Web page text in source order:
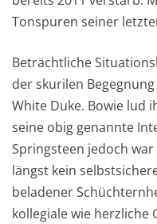
Tonspuren seiner
Beträchtliche
der skurilen
White Duke. Bowie lud
seine obig genannte
Springsteen jedoch
längst kein
beladener
kollegiale wie herzliche